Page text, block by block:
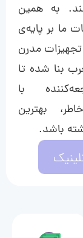
به همین
ما بر پایه‌ی
مدرن
بنا شده تا
با
بهترین
باشد.